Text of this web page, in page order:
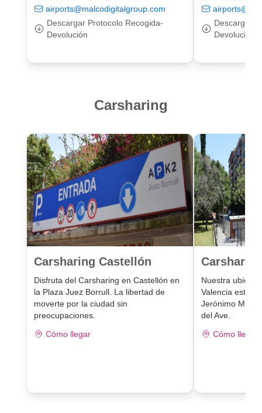
airports@malcodigitalgroup.com
Descargar Protocolo Recogida-
Devolución
Descargar
Devolución
Carsharing
Carsharing Castellón
Disfruta del Carsharing en Castellón en
la Plaza Juez Borrull. La libertad de
moverte por la ciudad sin
preocupaciones.
Cómo llegar
Nuestra
Valencia está
Jerónimo
del Ave.
Cómo llegar